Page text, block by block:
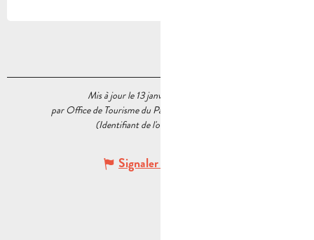
Mis à jour le 13 janvier 2026 à 16:36
par Office de Tourisme du Pays d’Aubagne et de l’Étoile
(Identifiant de l'offre :
Signaler une erreur